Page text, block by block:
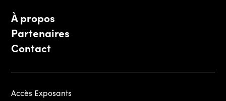
À propos
Partenaires
Contact
Accès Exposants